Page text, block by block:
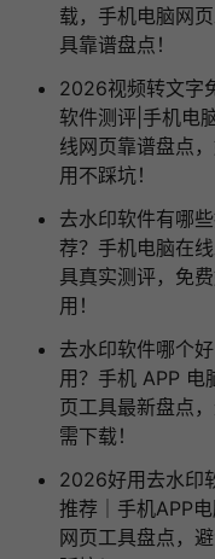
载，手机电脑网
具靠谱盘点！
2026视频转文字
软件测评|手机电
线网页靠谱盘点
用不踩坑！
去水印软件有哪
荐？手机电脑在
具真实测评，免
用！
去水印软件哪个好
用？手机 APP 电
页工具最新盘点
需下载！
2026好用去水印
推荐｜手机APP
网页工具盘点，